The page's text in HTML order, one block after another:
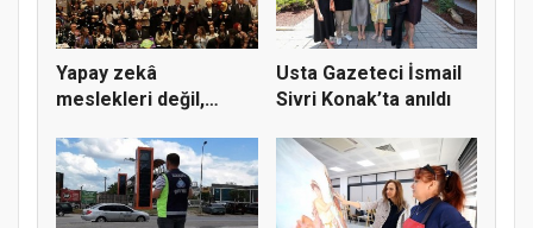
Yapay zekâ
meslekleri değil,
Usta Gazeteci İsmail
Sivri Konak’ta anıldı